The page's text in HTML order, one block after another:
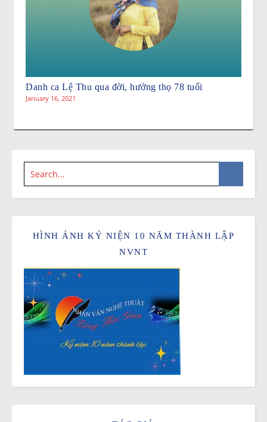
Danh ca Lệ Thu qua đời, hưởng thọ 78 tuổi
January 16, 2021
HÌNH ẢNH KỶ NIỆN 10 NĂM THÀNH LẬP
NVNT